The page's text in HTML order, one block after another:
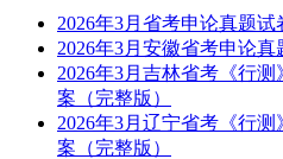
2026年3月省考申论真题试
2026年3月安徽省考申论真
2026年3月吉林省考《行
案（完整版）
2026年3月辽宁省考《行
案（完整版）